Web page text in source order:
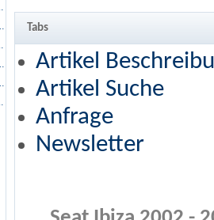
Tabs
Artikel
Artikel Suche
Anfrage
Newsletter